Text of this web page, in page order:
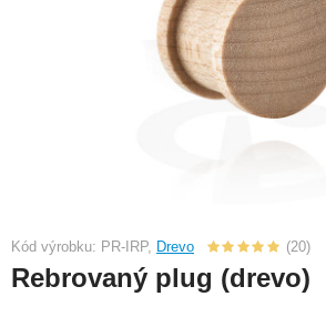
Kód výrobku: PR-IRP, Drevo (20)
Rebrovaný plug (drevo)